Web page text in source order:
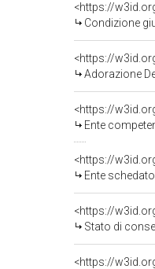
Condizione
<https://
Adorazione
<https://
Ente competente per
<https://
Ente
<https://
Stato di
<https://